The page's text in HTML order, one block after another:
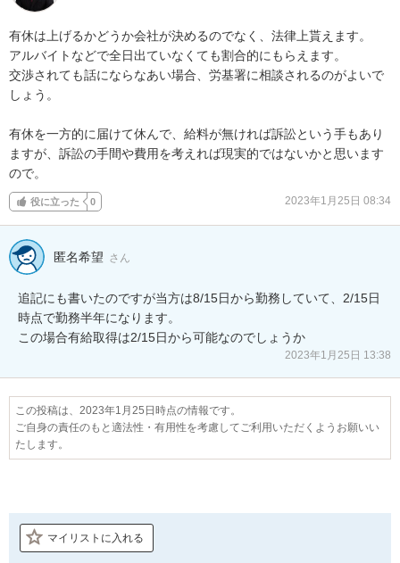
有休は上げるかどうか会社が決めるのでなく、法律上貰えます。
アルバイトなどで全日出ていなくても割合的にもらえます。
交渉されても話にならなあい場合、労基署に相談されるのがよいで
しょう。
有休を一方的に届けて休んで、給料が無ければ訴訟という手もあり
ますが、訴訟の手間や費用を考えれば現実的ではないかと思います
ので。
役に立った 0 2023年1月25日 08:34
匿名希望 さん
追記にも書いたのですが当方は8/15日から勤務していて、2/15日
時点で勤務半年になります。
この場合有給取得は2/15日から可能なのでしょうか
2023年1月25日 13:38
この投稿は、2023年1月25日時点の情報です。
ご自身の責任のもと適法性・有用性を考慮してご利用いただくようお願いい
たします。
マイリストに入れる